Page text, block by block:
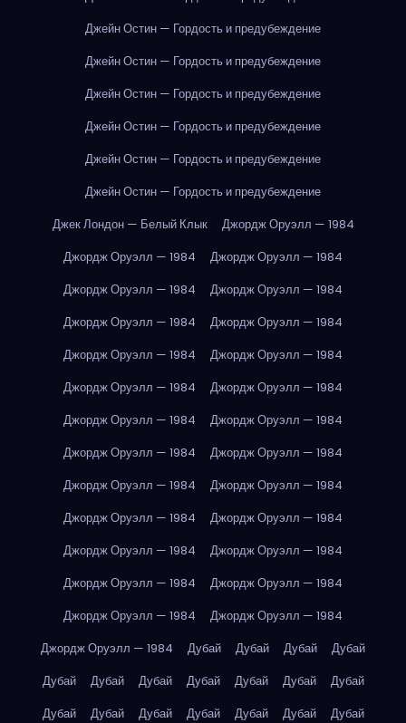
Джейн Остин — Гордость и предубеждение
Джейн Остин — Гордость и предубеждение
Джейн Остин — Гордость и предубеждение
Джейн Остин — Гордость и предубеждение
Джейн Остин — Гордость и предубеждение
Джейн Остин — Гордость и предубеждение
Джек Лондон — Белый Клык
Джордж Оруэлл — 1984
Джордж Оруэлл — 1984
Джордж Оруэлл — 1984
Джордж Оруэлл — 1984
Джордж Оруэлл — 1984
Джордж Оруэлл — 1984
Джордж Оруэлл — 1984
Джордж Оруэлл — 1984
Джордж Оруэлл — 1984
Джордж Оруэлл — 1984
Джордж Оруэлл — 1984
Джордж Оруэлл — 1984
Джордж Оруэлл — 1984
Джордж Оруэлл — 1984
Джордж Оруэлл — 1984
Джордж Оруэлл — 1984
Джордж Оруэлл — 1984
Джордж Оруэлл — 1984
Джордж Оруэлл — 1984
Джордж Оруэлл — 1984
Джордж Оруэлл — 1984
Джордж Оруэлл — 1984
Джордж Оруэлл — 1984
Джордж Оруэлл — 1984
Джордж Оруэлл — 1984
Джордж Оруэлл — 1984
Дубай Дубай Дубай
Дубай
Дубай
Дубай Дубай Дубай Дубай Дубай
Дубай
Дубай
Дубай Дубай Дубай Дубай Дубай
Дубай